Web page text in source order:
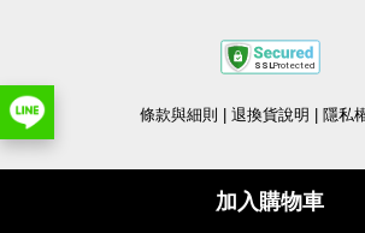
加入購物車
條款與細則 退換貨說明 隱私
Share on Facebook